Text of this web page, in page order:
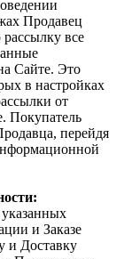
Продавец
все
Сайте. Это
в настройках
от
Покупатель
перейдя
и Заказе
и Доставку